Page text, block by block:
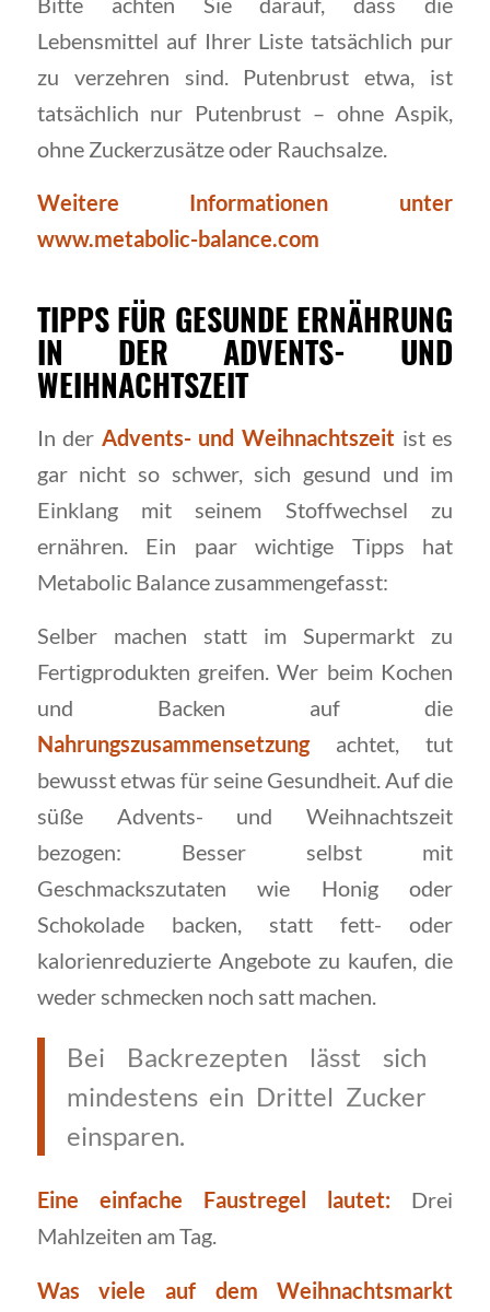
Lebensmittel auf Ihrer Liste tatsächlich pur
zu verzehren sind. Putenbrust etwa, ist
tatsächlich nur Putenbrust – ohne Aspik,
ohne Zuckerzusätze oder Rauchsalze.
Weitere Informationen unter
www.metabolic-balance.com
TIPPS FÜR GESUNDE ERNÄHRUNG
IN DER ADVENTS- UND
WEIHNACHTSZEIT
In der Advents- und Weihnachtszeit ist es
gar nicht so schwer, sich gesund und im
Einklang mit seinem Stoffwechsel zu
ernähren. Ein paar wichtige Tipps hat
Metabolic Balance zusammengefasst:
Selber machen statt im Supermarkt zu
Fertigprodukten greifen. Wer beim Kochen
und Backen auf die
Nahrungszusammensetzungachtet, tut
bewusst etwas für seine Gesundheit. Auf die
süße Advents- und Weihnachtszeit
bezogen: Besser selbst mit
Geschmackszutaten wie Honig oder
Schokolade backen, statt fett- oder
kalorienreduzierte Angebote zu kaufen, die
weder schmecken noch satt machen.
Bei Backrezepten lässt sich
mindestens ein Drittel Zucker
einsparen.
Eine einfache Faustregel lautet: Drei
Mahlzeiten am Tag.
Was viele auf dem Weihnachtsmarkt